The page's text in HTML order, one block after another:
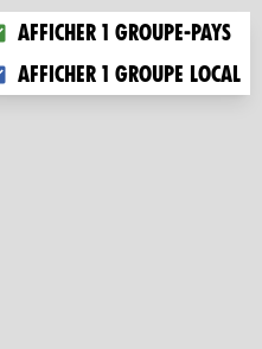
what you want to
Afficher 1 groupe-pays
Afficher 1 groupe local